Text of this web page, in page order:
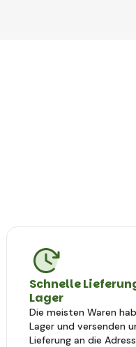
Schnelle
Lager
Die meisten Waren
Lager und versenden
Lieferung an die